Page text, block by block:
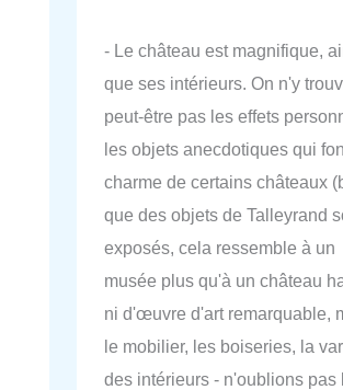
- Le château est magnifique,
que ses intérieurs. On n'y
peut-être pas les effets
les objets anecdotiques qui
charme de certains châteaux
que des objets de Talleyrand
exposés, cela ressemble à un
musée plus qu'à un château
ni d'œuvre d'art remarquable,
le mobilier, les boiseries, la
des intérieurs - n'oublions pas